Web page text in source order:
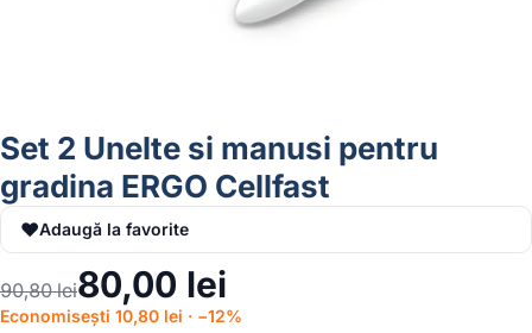
Set 2 Unelte si manusi pentru
gradina ERGO Cellfast
♥Adaugă la favorite
90,80lei80,00 lei
Economisești 10,80 lei · −12%